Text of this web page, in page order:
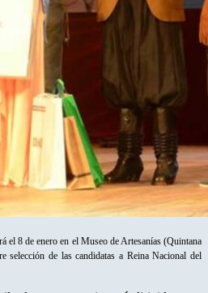
el 8 de enero en el Museo de Artesanías (Quintana
selección de las candidatas a Reina Nacional del